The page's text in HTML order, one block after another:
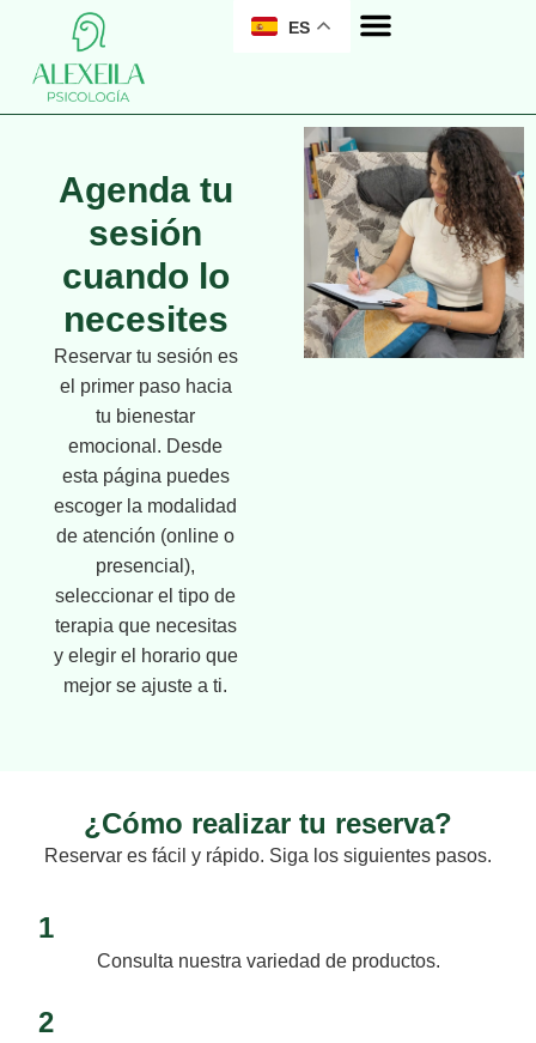
ES
Agenda tu
sesión
cuando lo
necesites
Reservar tu sesión es
el primer paso hacia
tu bienestar
emocional. Desde
esta página puedes
escoger la modalidad
de atención (online o
presencial),
seleccionar el tipo de
terapia que necesitas
y elegir el horario que
mejor se ajuste a ti.
¿Cómo realizar tu reserva?
Reservar es fácil y rápido. Siga los siguientes pasos.
1
Consulta nuestra variedad de productos.
2